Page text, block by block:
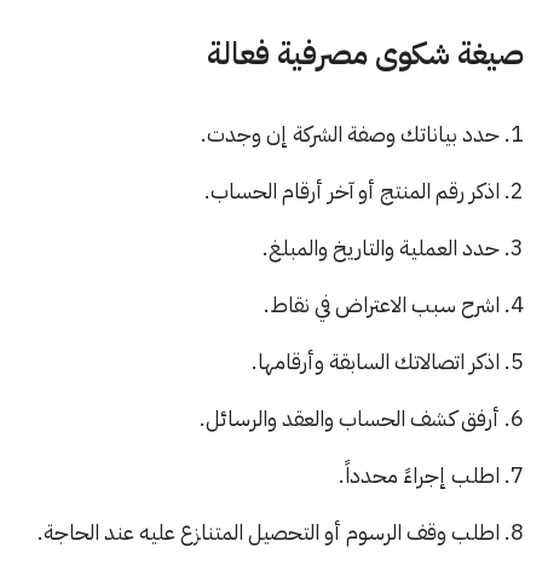
صيغة شكوى مصرفية فعالة
حدد بياناتك وصفة الشركة إن وجدت.
اذكر رقم المنتج أو آخر أرقام الحساب.
حدد العملية والتاريخ والمبلغ.
اشرح سبب الاعتراض في نقاط.
اذكر اتصالاتك السابقة وأرقامها.
أرفق كشف الحساب والعقد والرسائل.
اطلب إجراءً محدداً.
اطلب وقف الرسوم أو التحصيل المتنازع عليه عند الحاجة.